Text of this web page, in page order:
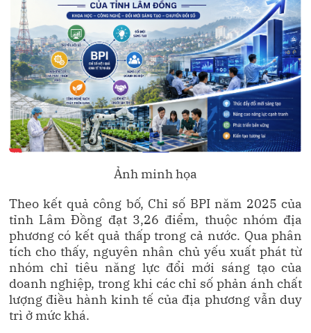
Ảnh minh họa
Theo kết quả công bố, Chỉ số BPI năm 2025 của
tỉnh Lâm Đồng đạt 3,26 điểm, thuộc nhóm địa
phương có kết quả thấp trong cả nước. Qua phân
tích cho thấy, nguyên nhân chủ yếu xuất phát từ
nhóm chỉ tiêu năng lực đổi mới sáng tạo của
doanh nghiệp, trong khi các chỉ số phản ánh chất
lượng điều hành kinh tế của địa phương vẫn duy
trì ở mức khá.